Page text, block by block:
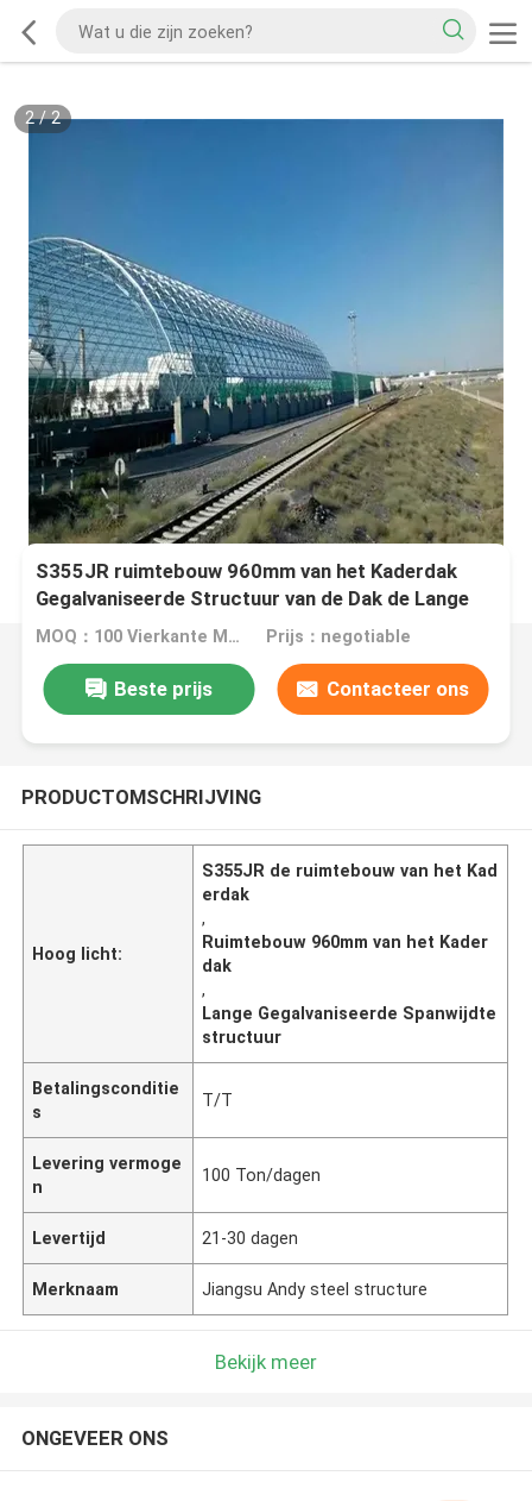
2/2
S355JR ruimtebouw 960mm van het Kaderdak
Gegalvaniseerde Structuur van de Dak de Lange
Spanwijdte
MOQ：100 Vierkante Meters Prijs：negotiable
Beste prijs Contacteer ons
PRODUCTOMSCHRIJVING
Hoog licht:
S355JR de ruimtebouw van het Kad
erdak
,
Ruimtebouw 960mm van het Kader
dak
,
Lange Gegalvaniseerde Spanwijdte
structuur
Betalingsconditie
s
T/T
Levering vermoge
n
100 Ton/dagen
Levertijd 21-30 dagen
Merknaam Jiangsu Andy steel structure
Bekijk meer
ONGEVEER ONS